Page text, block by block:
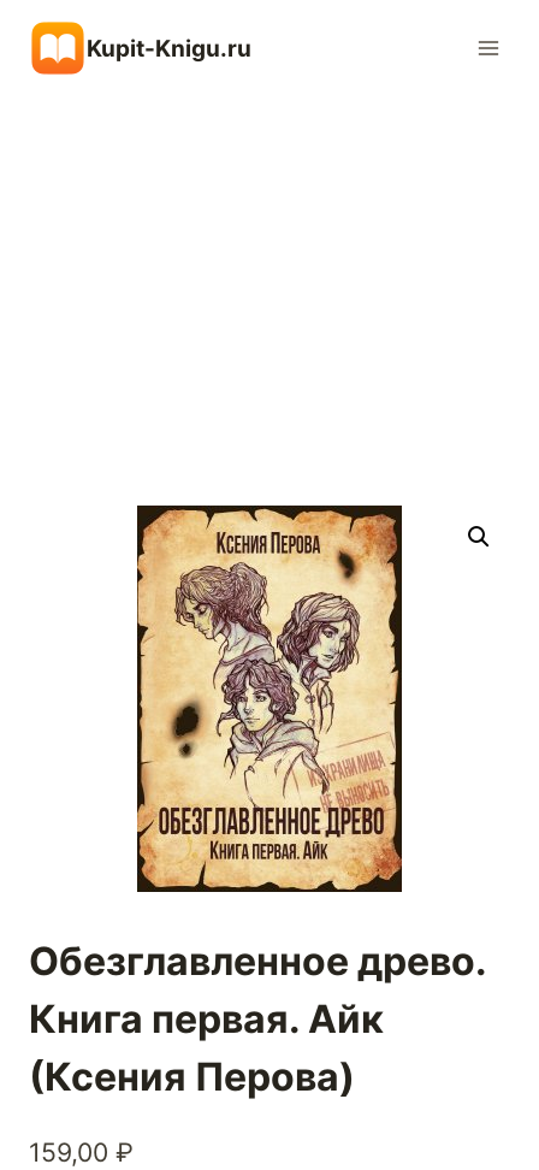
содержимому
Kupit-Knigu.ru
Обезглавленное древо.
Книга первая. Айк
(Ксения Перова)
159,00 ₽